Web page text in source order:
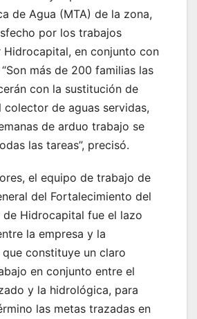
de Agua (MTA) de la zona,
por los trabajos
Hidrocapital, en conjunto con
más de 200 familias las
con la sustitución de
de aguas servidas,
de arduo trabajo se
las tareas”, precisó.
el equipo de trabajo de
del Fortalecimiento del
de Hidrocapital fue el lazo
la empresa y la
constituye un claro
en conjunto entre el
y la hidrológica, para
las metas trazadas en